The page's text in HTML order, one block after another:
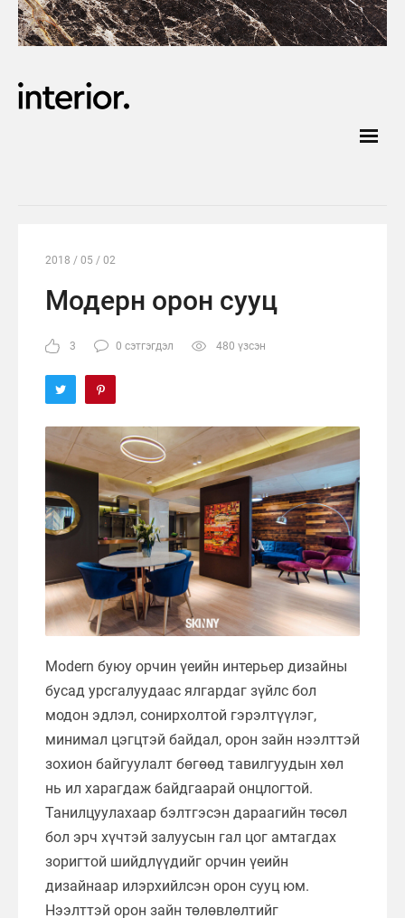
2018 / 05 / 02
Модерн орон сууц
3 0 сэтгэгдэл 480 үзсэн
Modern буюу орчин үеийн интерьер дизайны
бусад урсгалуудаас ялгардаг зүйлс бол
модон эдлэл, сонирхолтой гэрэлтүүлэг,
минимал цэгцтэй байдал, орон зайн нээлттэй
зохион байгуулалт бөгөөд тавилгуудын хөл
нь ил харагдаж байдгаарай онцлогтой.
Танилцуулахаар бэлтгэсэн дараагийн төсөл
бол эрч хүчтэй залуусын гал цог амтагдах
зоригтой шийдлүүдийг орчин үеийн
дизайнаар илэрхийлсэн орон сууц юм.
Нээлттэй орон зайн төлөвлөлтийг